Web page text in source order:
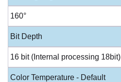
160°
Bit Depth
16 bit (Internal processing 18bit)
Color Temperature - Default